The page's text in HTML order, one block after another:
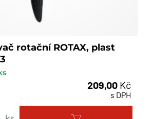
rotační ROTAX, plast
209,00 Kč
s DPH
Množství